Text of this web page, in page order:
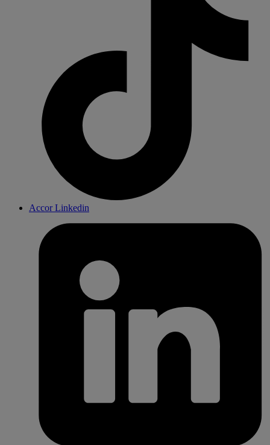
Accor Linkedin